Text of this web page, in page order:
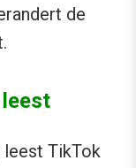
de
TikTok